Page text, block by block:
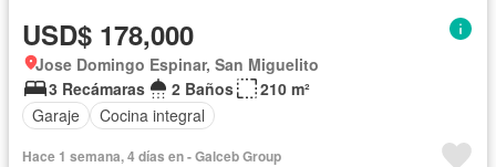
USD$ 178,000
Jose Domingo Espinar, San Miguelito
3 Recámaras
2 Baños
210 m²
Garaje
Cocina integral
Hace 1 semana, 4 días en - Galceb Group